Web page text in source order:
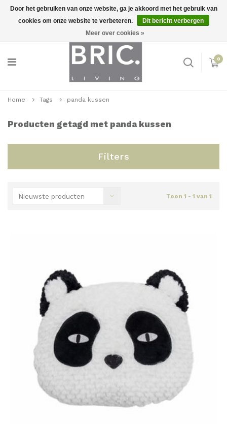
Inloggen
0
Home Tags panda kussen
Producten getagd met panda kussen
Filters
Nieuwste producten Toon 1 - 1 van 1
Door het gebruiken van onze website, ga je akkoord met het gebruik van
cookies om onze website te verbeteren.
Dit bericht verbergen
Meer over cookies »